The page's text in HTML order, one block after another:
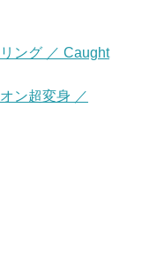
ング ／ Caught
ン超変身 ／